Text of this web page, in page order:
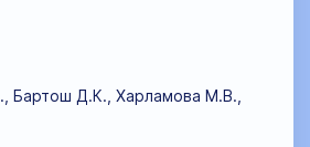
Бартош Д.К., Харламова М.В.,